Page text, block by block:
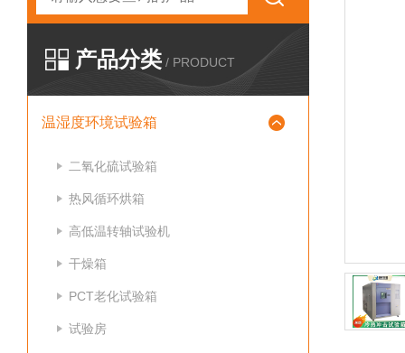
产品分类 / PRODUCT
温湿度环境试验箱
二氧化硫试验箱
热风循环烘箱
高低温转轴试验机
干燥箱
PCT老化试验箱
试验房